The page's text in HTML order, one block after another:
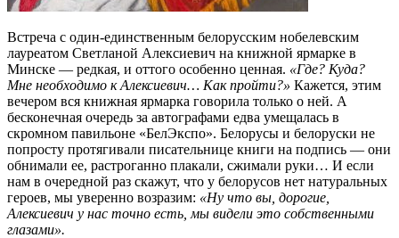
Встреча с один-единственным белорусским нобелевским
лауреатом Светланой Алексиевич на книжной ярмарке в
Минске — редкая, и оттого особенно ценная. «Где? Куда?
Мне необходимо к Алексиевич… Как пройти?» Кажется, этим
вечером вся книжная ярмарка говорила только о ней. А
бесконечная очередь за автографами едва умещалась в
скромном павильоне «БелЭкспо». Белорусы и белоруски не
попросту протягивали писательнице книги на подпись — они
обнимали ее, растроганно плакали, сжимали руки… И если
нам в очередной раз скажут, что у белорусов нет натуральных
героев, мы уверенно возразим: «Ну что вы, дорогие,
Алексиевич у нас точно есть, мы видели это собственными
глазами».